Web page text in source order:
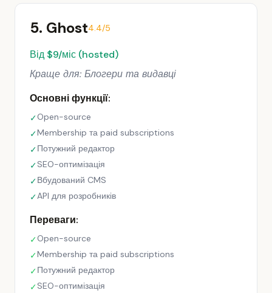
5. Ghost4.4/5
Від $9/міс (hosted)
Краще для: Блогери та видавці
Основні функції:
✓Open-source
✓Membership та paid subscriptions
✓Потужний редактор
✓SEO-оптимізація
✓Вбудований CMS
✓API для розробників
Переваги:
✓Open-source
✓Membership та paid subscriptions
✓Потужний редактор
✓SEO-оптимізація